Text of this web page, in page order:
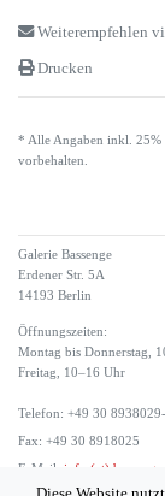
Weiterempfehlen
Drucken
* Alle Angaben inkl. 25%
vorbehalten.
Galerie Bassenge
Erdener Str. 5A
14193 Berlin
Öffnungszeiten:
Montag bis Donnerstag,
Freitag, 10–16 Uhr
Telefon: +49 30
Fax: +49 30 8918025
E-Mail: info (at)